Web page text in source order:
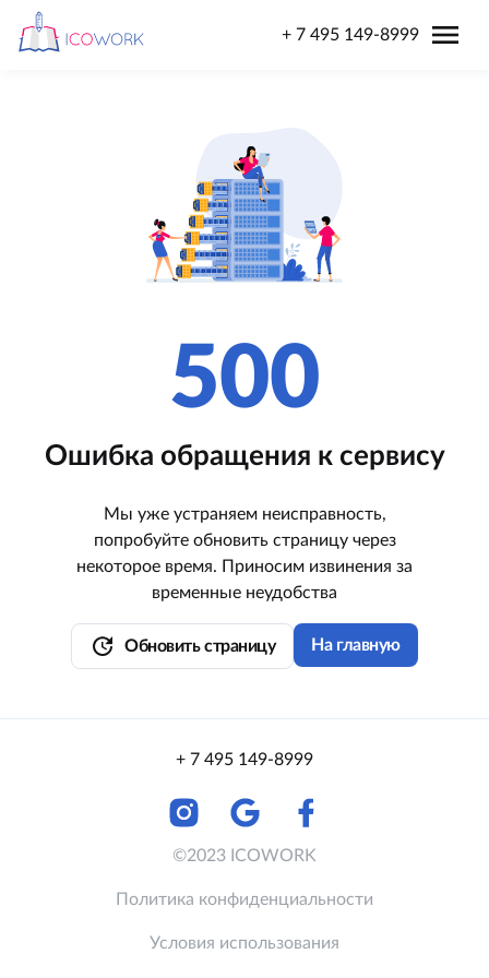
+ 7 495 149-8999 menu
500
Ошибка обращения к сервису
Мы уже устраняем неисправность,
попробуйте обновить страницу через
некоторое время. Приносим извинения за
временные неудобства
update Обновить страницу На главную
+ 7 495 149-8999
©2023 ICOWORK
Политика конфиденциальности
Условия использования